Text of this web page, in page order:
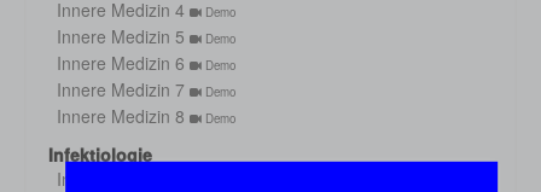
Innere Medizin 4 Demo
Innere Medizin 5 Demo
Innere Medizin 6 Demo
Innere Medizin 7 Demo
Innere Medizin 8 Demo
Infektiologie
Infektiologie 1